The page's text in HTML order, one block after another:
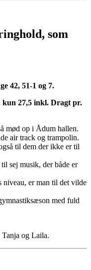
som
42, 51-1 og 7.
kun 27,5 inkl. Dragt pr.
mød op i Ådum hallen.
air track og trampolin.
til dem der ikke er til
sej musik, der både er
niveau, er man til det vilde
med fuld
og Laila.